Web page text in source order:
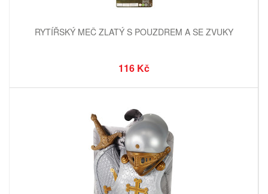
RYTÍŘSKÝ MEČ ZLATÝ S POUZDREM A SE ZVUKY
116 Kč